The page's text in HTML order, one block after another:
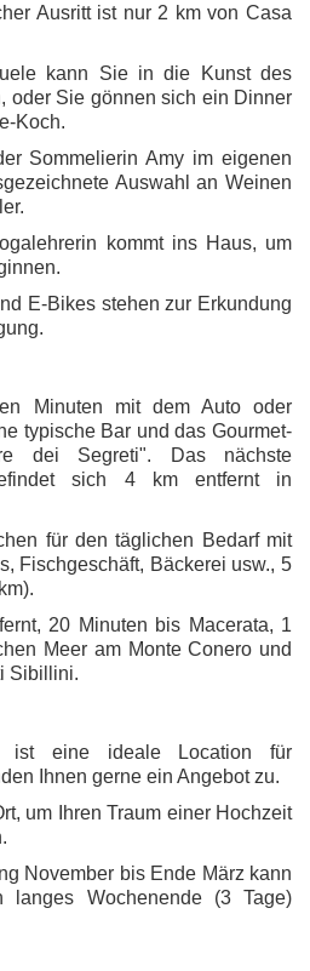
Ausritt ist nur 2 km von Casa
kann Sie in die Kunst des
oder Sie gönnen sich ein Dinner
Koch.
Sommelierin Amy im eigenen
Auswahl an Weinen
kommt ins Haus, um
E-Bikes stehen zur Erkundung
Minuten mit dem Auto oder
typische Bar und das Gourmet-
dei Segreti". Das nächste
sich 4 km entfernt in
für den täglichen Bedarf mit
Fischgeschäft, Bäckerei usw., 5
20 Minuten bis Macerata, 1
Meer am Monte Conero und
Sibillini.
eine ideale Location für
Ihnen gerne ein Angebot zu.
um Ihren Traum einer Hochzeit
November bis Ende März kann
Wochenende (3 Tage)